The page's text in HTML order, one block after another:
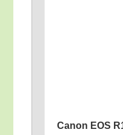
Canon EOS